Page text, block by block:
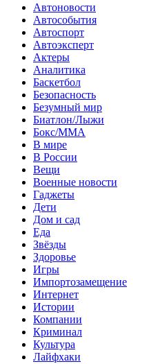
Автоновости
Автособытия
Автоспорт
Автоэксперт
Актеры
Аналитика
Баскетбол
Безопасность
Безумный мир
Биатлон/Лыжи
Бокс/MMA
В мире
В России
Вещи
Военные новости
Гаджеты
Дети
Дом и сад
Еда
Звёзды
Здоровье
Игры
Импортозамещение
Интернет
Истории
Компании
Криминал
Культура
Лайфхаки